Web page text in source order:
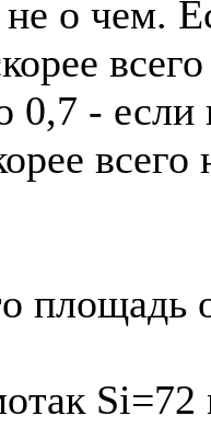
не о чем.
0,7 - если
всего
площадь